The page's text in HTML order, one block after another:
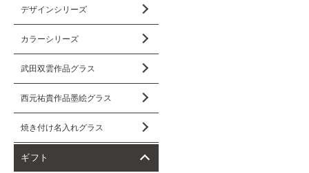
デザインシリーズ
カラーシリーズ
武田双雲作品グラス
西元祐貴作品墨絵グラス
焼き付け名入れグラス
ギフト